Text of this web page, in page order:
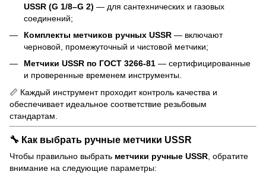
USSR (G 1/8–G 2) — для сантехнических и газовых
соединений;
Комплекты метчиков ручных USSR — включают
черновой, промежуточный и чистовой метчики;
Метчики USSR по ГОСТ 3266-81 — сертифицированные
и проверенные временем инструменты.
📏 Каждый инструмент проходит контроль качества и
обеспечивает идеальное соответствие резьбовым
стандартам.
🔧 Как выбрать ручные метчики USSR
Чтобы правильно выбрать метчики ручные USSR , обратите
внимание на следующие параметры: